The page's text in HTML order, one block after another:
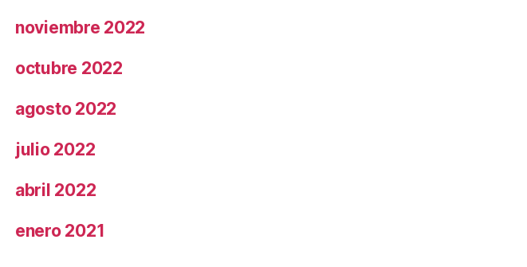
noviembre 2022
octubre 2022
agosto 2022
julio 2022
abril 2022
enero 2021